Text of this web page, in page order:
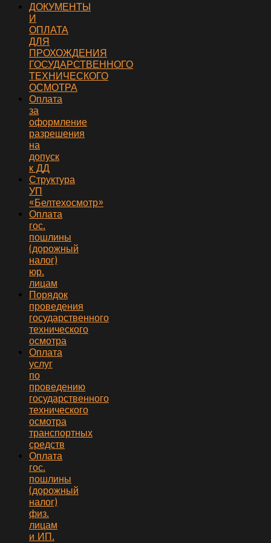
ДОКУМЕНТЫ
И
ОПЛАТА
ДЛЯ
ПРОХОЖДЕНИЯ
ГОСУДАРСТВЕННОГО
ТЕХНИЧЕСКОГО
ОСМОТРА
Оплата
за
оформление
разрешения
на
допуск
к ДД
Структура
УП
«Белтехосмотр»
Оплата
гос.
пошлины
(дорожный
налог)
юр.
лицам
Порядок
проведения
государственного
технического
осмотра
Оплата
услуг
по
проведению
государственного
технического
осмотра
транспортных
средств
Оплата
гос.
пошлины
(дорожный
налог)
физ.
лицам
и ИП.